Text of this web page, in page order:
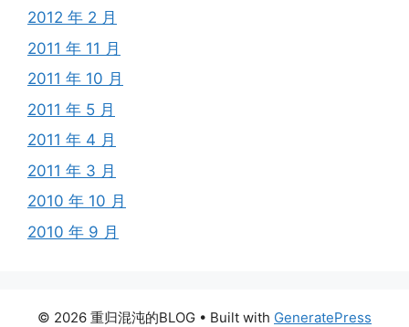
2012 年 2 月
2011 年 11 月
2011 年 10 月
2011 年 5 月
2011 年 4 月
2011 年 3 月
2010 年 10 月
2010 年 9 月
© 2026 重归混沌的BLOG • Built with GeneratePress